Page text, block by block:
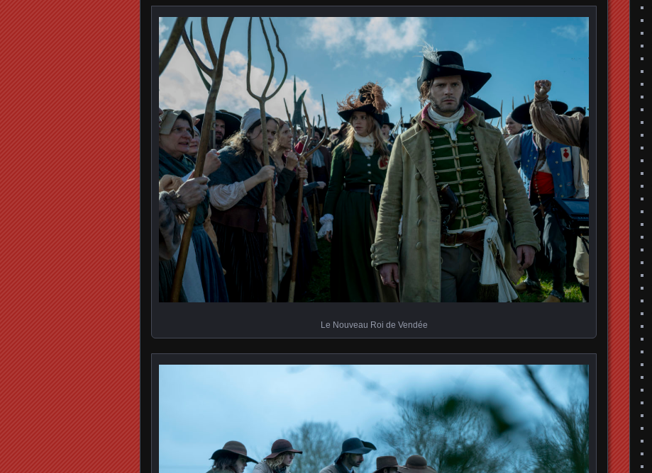
Le Nouveau Roi de Vendée